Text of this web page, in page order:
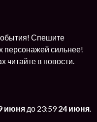
Спешите
персонажей сильнее!
читайте в новости.
июня до 23:5924 июня.